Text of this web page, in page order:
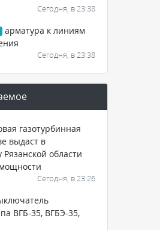
Сегодня, в 23:38
арматура к линиям
Сегодня, в 23:38
газотурбинная
выдаст в
Рязанской области
Сегодня, в 23:26
ВГБ-35, ВГБЭ-35,